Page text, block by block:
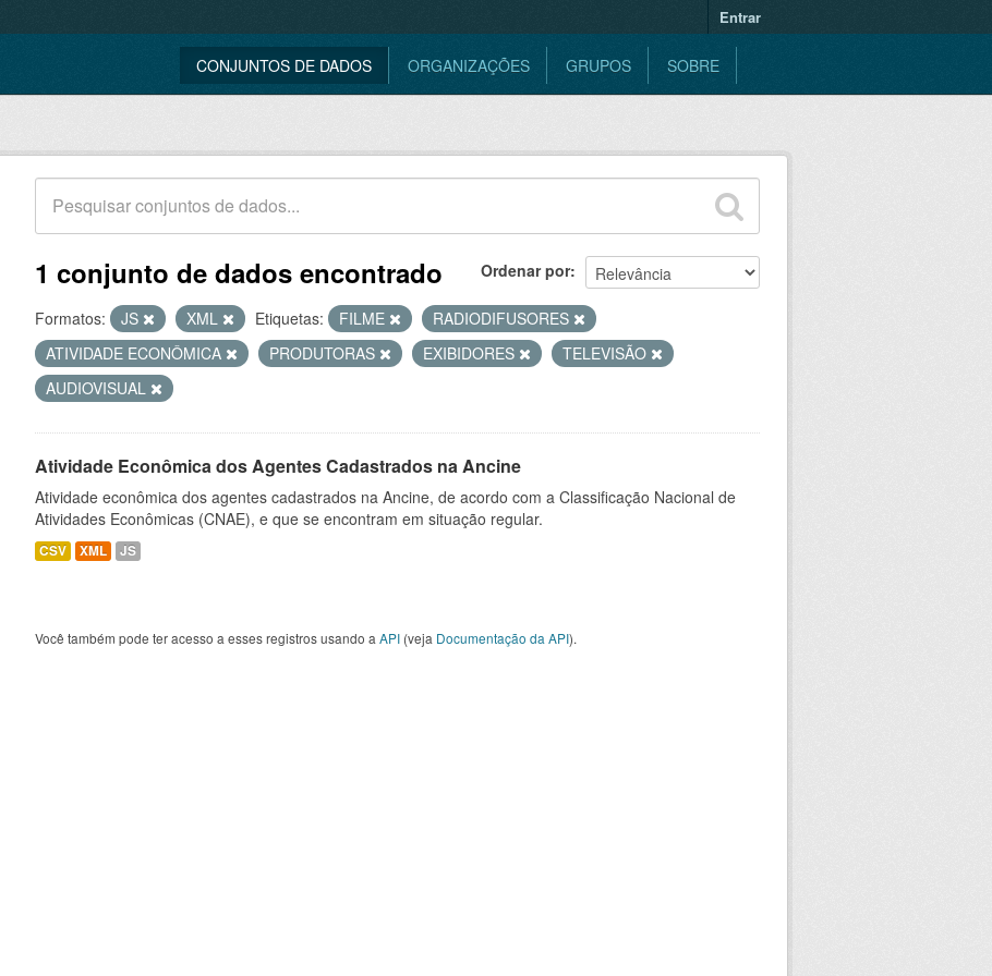
Entrar
CONJUNTOS DE DADOS ORGANIZAÇÕES GRUPOS SOBRE
Ordenar por
1 conjunto de dados encontrado
Formatos: JS XML Etiquetas: FILME
RADIODIFUSORES
ATIVIDADE ECONÔMICA
PRODUTORAS EXIBIDORES
TELEVISÃO
AUDIOVISUAL
Atividade Econômica dos Agentes Cadastrados na Ancine
Atividade econômica dos agentes cadastrados na Ancine, de acordo com a Classificação Nacional de
Atividades Econômicas (CNAE), e que se encontram em situação regular.
CSV XML JS
Você também pode ter acesso a esses registros usando a API (veja Documentação da API).